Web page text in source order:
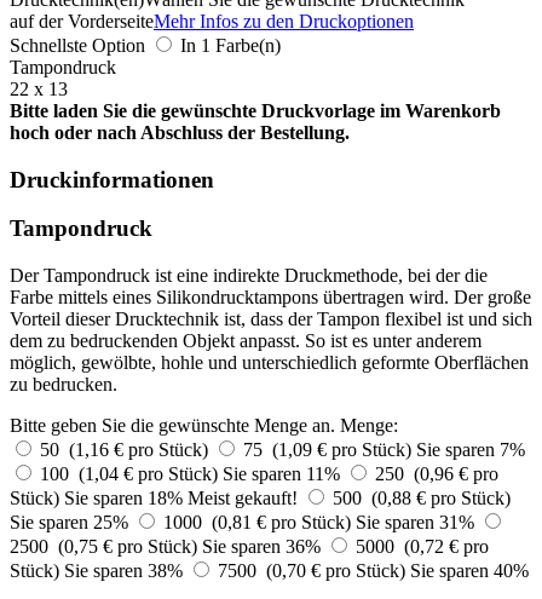
auf der VorderseiteMehr Infos zu den Druckoptionen
Schnellste Option
In 1 Farbe(n)
Tampondruck
22 x 13
Bitte laden Sie die gewünschte Druckvorlage im Warenkorb
hoch oder nach Abschluss der Bestellung.
Druckinformationen
Tampondruck
Der Tampondruck ist eine indirekte Druckmethode, bei der die
Farbe mittels eines Silikondrucktampons übertragen wird. Der große
Vorteil dieser Drucktechnik ist, dass der Tampon flexibel ist und sich
dem zu bedruckenden Objekt anpasst. So ist es unter anderem
möglich, gewölbte, hohle und unterschiedlich geformte Oberflächen
zu bedrucken.
Bitte geben Sie die gewünschte Menge an. Menge:
50 (1,16 € pro Stück)
75 (1,09 € pro Stück) Sie sparen 7%
100 (1,04 € pro Stück) Sie sparen 11%
250 (0,96 € pro
Stück) Sie sparen 18% Meist gekauft!
500 (0,88 € pro Stück)
Sie sparen 25%
1000 (0,81 € pro Stück) Sie sparen 31%
2500 (0,75 € pro Stück) Sie sparen 36%
5000 (0,72 € pro
Stück) Sie sparen 38% 7500 (0,70 € pro Stück) Sie sparen 40%